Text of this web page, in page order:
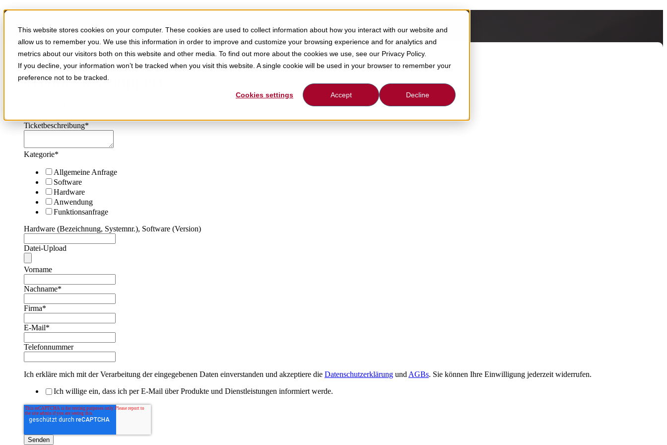
This website stores cookies on your computer. These cookies are used to collect information about how you interact with our website and
allow us to remember you. We use this information in order to improve and customize your browsing experience and for analytics and
metrics about our visitors both on this website and other media. To find out more about the cookies we use, see our Privacy Policy.
If you decline, your information won’t be tracked when you visit this website. A single cookie will be used in your browser to remember your
preference not to be tracked.
Cookies settings Accept Decline
Persönlicher Support, auf den Sie zählen können.
Schnelle Hilfe, klare Antworten: Ihr technischer Support.
Technischer Support
Ticketbeschreibung*
Kategorie*
Allgemeine Anfrage
Software
Hardware
Anwendung
Funktionsanfrage
Hardware (Bezeichnung, Systemnr.), Software (Version)
Datei-Upload
Vorname
Nachname*
Firma*
E-Mail*
Telefonnummer
Ich erkläre mich mit der Verarbeitung der eingegebenen Daten einverstanden und akzeptiere die Datenschutzerklärung und AGBs. Sie können Ihre Einwilligung jederzeit widerrufen.
Ich willige ein, dass ich per E-Mail über Produkte und Dienstleistungen informiert werde.